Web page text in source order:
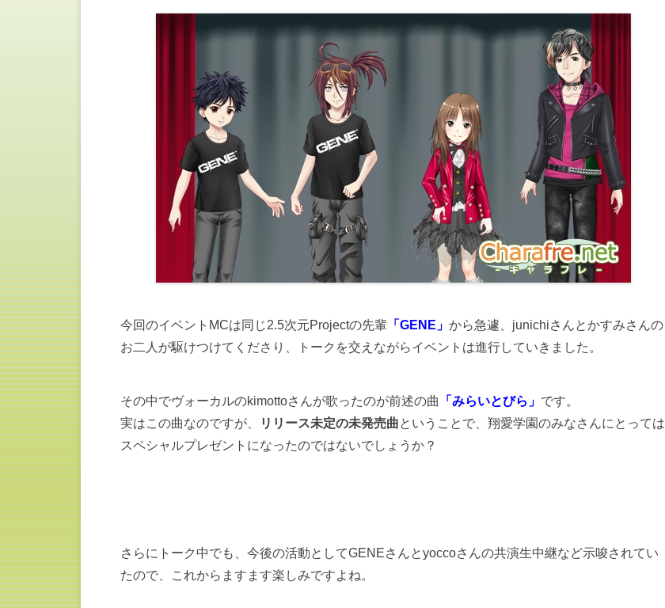
今回のイベントMCは同じ2.5次元Projectの先輩 「GENE」 から急遽、junichiさんとかすみさんの
お二人が駆けつけてくださり、トークを交えながらイベントは進行していきました。
その中でヴォーカルのkimottoさんが歌ったのが前述の曲 「みらいとびら」 です。
実はこの曲なのですが、
リリース未定の未発売曲ということで、翔愛学園のみなさんにとっては
スペシャルプレゼントになったのではないでしょうか？
さらにトーク中でも、今後の活動としてGENEさんとyoccoさんの共演生中継など示唆されてい
たので、これからますます楽しみですよね。